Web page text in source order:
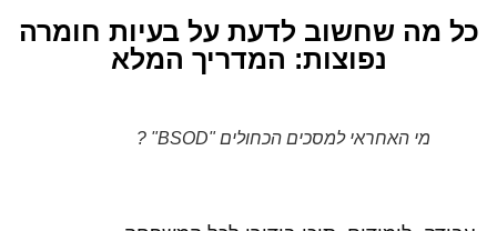
כל מה שחשוב לדעת על בעיות חומרה
נפוצות: המדריך המלא
מי האחראי למסכים הכחולים "BSOD" ?